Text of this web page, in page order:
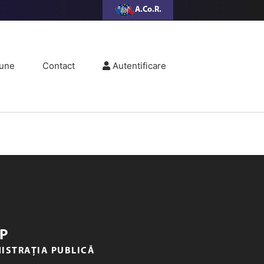
A.Co.R.
Contact Autentificare
PUBLICĂ